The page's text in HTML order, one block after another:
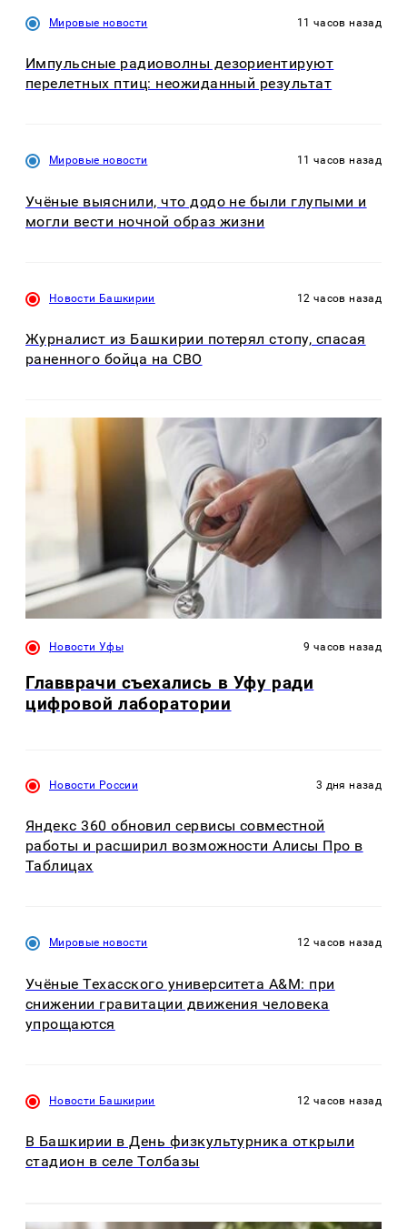
Мировые новости 11 часов назад
Импульсные радиоволны дезориентируют
перелетных птиц: неожиданный результат
Мировые новости 11 часов назад
Учёные выяснили, что додо не были глупыми и
могли вести ночной образ жизни
Новости Башкирии 12 часов назад
Журналист из Башкирии потерял стопу, спасая
раненного бойца на СВО
Новости Уфы 9 часов назад
Главврачи съехались в Уфу ради
цифровой лаборатории
Новости России 3 дня назад
Яндекс 360 обновил сервисы совместной
работы и расширил возможности Алисы Про в
Таблицах
Мировые новости 12 часов назад
Учёные Техасского университета A&M: при
снижении гравитации движения человека
упрощаются
Новости Башкирии 12 часов назад
В Башкирии в День физкультурника открыли
стадион в селе Толбазы